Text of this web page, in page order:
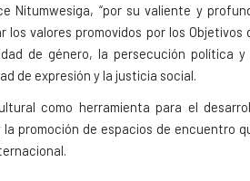
Nitumwesiga, “por su valiente y
valores promovidos por los Objetivos
de género, la persecución política y
de expresión y la justicia social.
como herramienta para el
promoción de espacios de encuentro